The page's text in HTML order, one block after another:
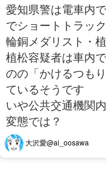
愛知県警は電車内
でショートトラッ
輪銅メダリスト・
植松容疑者は車内
のの「かけるつも
ているそうです
いや公共交通機関
変態では？
大沢愛@ai_oosawa